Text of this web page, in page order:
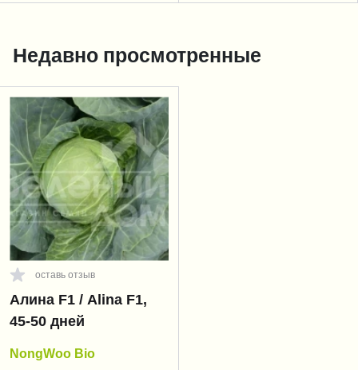
Недавно просмотренные
оставь отзыв
Алина F1 / Alina F1,
45-50 дней
NongWoo Bio